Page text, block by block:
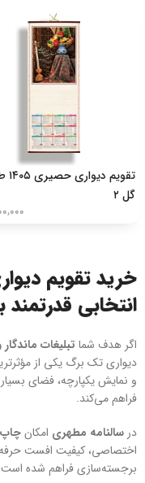
تقویم
گل ۲
خرید تقویم
انتخابی
اگر هدف شما تبلیغات
دیواری تک برگ یکی از
و نمایش یکپارچه، فضای
فراهم می‌کند.
در سالنامه مطهری امکانچاپ
اختصاصی، کیفیت افست
برجسته‌سازی فراهم شده